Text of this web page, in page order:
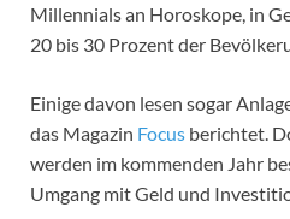
Millennials an Horoskope, in
20 bis 30 Prozent der
Einige davon lesen sogar
das Magazin Focus berichtet.
werden im kommenden Jahr
Umgang mit Geld und